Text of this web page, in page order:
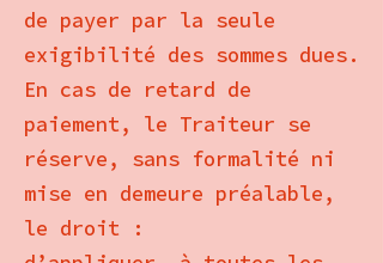
de payer par la seule
exigibilité des sommes dues.
En cas de retard de
paiement, le Traiteur se
réserve, sans formalité ni
mise en demeure préalable,
le droit :